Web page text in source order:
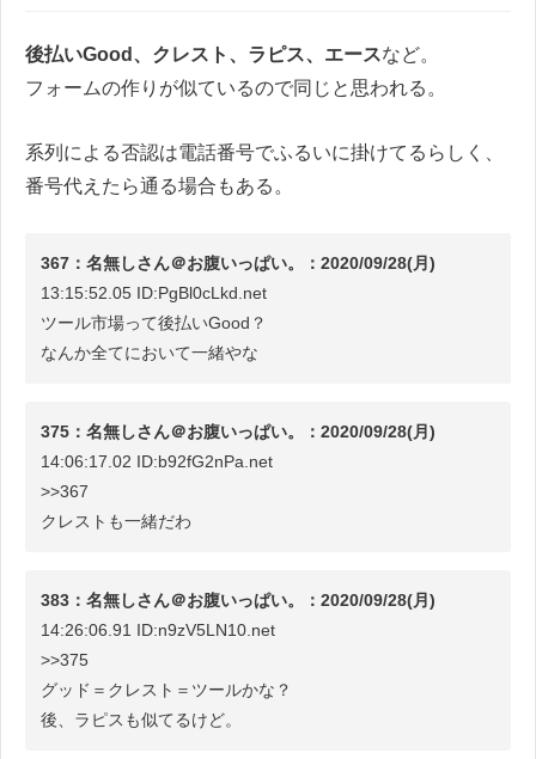
後払いGood、クレスト、ラピス、エースなど。
フォームの作りが似ているので同じと思われる。
系列による否認は電話番号でふるいに掛けてるらしく、
番号代えたら通る場合もある。
367：名無しさん＠お腹いっぱい。：2020/09/28(月)
13:15:52.05 ID:PgBl0cLkd.net
ツール市場って後払いGood？
なんか全てにおいて一緒やな
375：名無しさん＠お腹いっぱい。：2020/09/28(月)
14:06:17.02 ID:b92fG2nPa.net
>>367
クレストも一緒だわ
383：名無しさん＠お腹いっぱい。：2020/09/28(月)
14:26:06.91 ID:n9zV5LN10.net
>>375
グッド＝クレスト＝ツールかな？
後、ラピスも似てるけど。